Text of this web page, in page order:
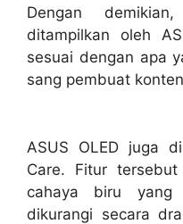
Dengan
ditampilkan oleh
sesuai dengan apa
sang pembuat
ASUS OLED juga
Care. Fitur tersebut
cahaya biru yang
dikurangi secara